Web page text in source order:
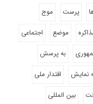
پرست
موج
موضع
اجتماعی
به پرسش
نمایش
اقتدار ملی
بین المللی